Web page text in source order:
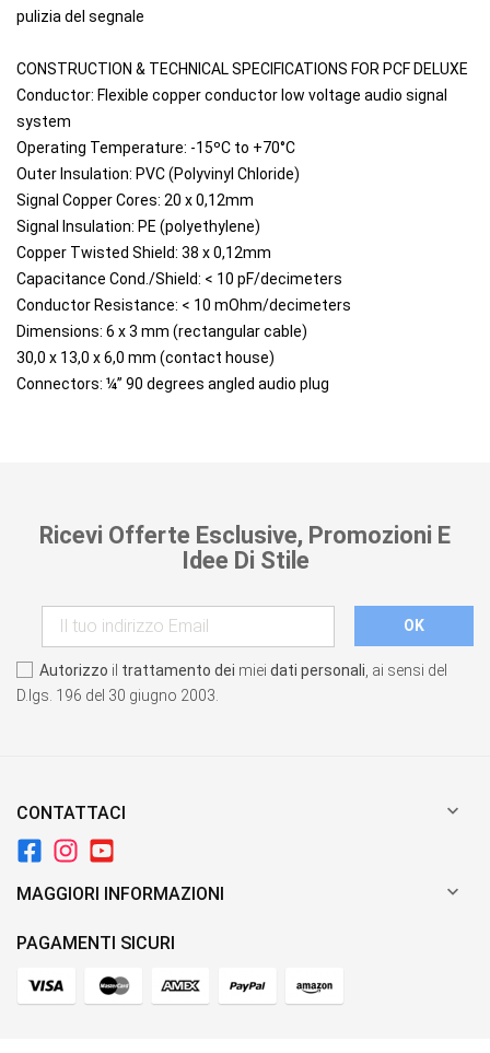
pulizia del segnale
CONSTRUCTION & TECHNICAL SPECIFICATIONS FOR PCF DELUXE
Conductor: Flexible copper conductor low voltage audio signal
system
Operating Temperature: -15ºC to +70°C
Outer Insulation: PVC (Polyvinyl Chloride)
Signal Copper Cores: 20 x 0,12mm
Signal Insulation: PE (polyethylene)
Copper Twisted Shield: 38 x 0,12mm
Capacitance Cond./Shield: < 10 pF/decimeters
Conductor Resistance: < 10 mOhm/decimeters
Dimensions: 6 x 3 mm (rectangular cable)
30,0 x 13,0 x 6,0 mm (contact house)
Connectors: ¼” 90 degrees angled audio plug
Ricevi Offerte Esclusive, Promozioni E
Idee Di Stile
Autorizzo il trattamento dei miei dati personali , ai sensi del
D.lgs. 196 del 30 giugno 2003.
CONTATTACI 
MAGGIORI INFORMAZIONI 
PAGAMENTI SICURI